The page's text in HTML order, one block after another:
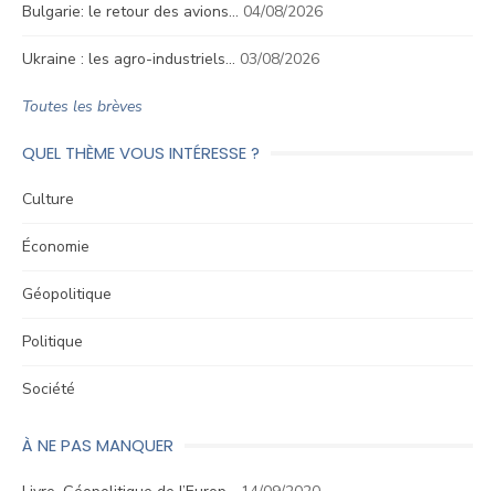
Bulgarie: le retour des avions… 04/08/2026
Ukraine : les agro-industriels… 03/08/2026
Toutes les brèves
QUEL THÈME VOUS INTÉRESSE ?
Culture
Économie
Géopolitique
Politique
Société
À NE PAS MANQUER